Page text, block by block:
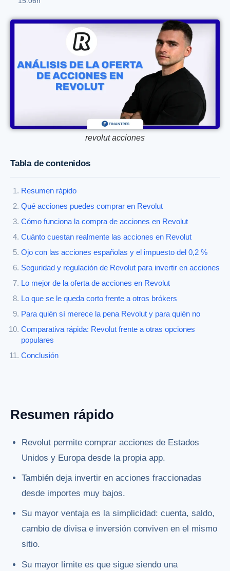
revolut acciones
Tabla de contenidos
Resumen rápido
Qué acciones puedes comprar en Revolut
Cómo funciona la compra de acciones en Revolut
Cuánto cuestan realmente las acciones en Revolut
Ojo con las acciones españolas y el impuesto del 0,2 %
Seguridad y regulación de Revolut para invertir en acciones
Lo mejor de la oferta de acciones en Revolut
Lo que se le queda corto frente a otros brókers
Para quién sí merece la pena Revolut y para quién no
Comparativa rápida: Revolut frente a otras opciones
populares
Conclusión
Resumen rápido
Revolut permite comprar acciones de Estados
Unidos y Europa desde la propia app.
También deja invertir en acciones fraccionadas
desde importes muy bajos.
Su mayor ventaja es la simplicidad: cuenta, saldo,
cambio de divisa e inversión conviven en el mismo
sitio.
Su mayor límite es que sigue siendo una